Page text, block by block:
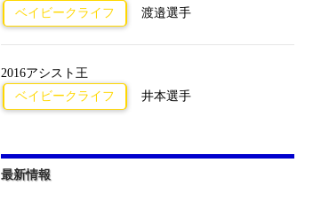
ベイビークライフ
渡邉選手
2016アシスト王
ベイビークライフ
井本選手
最新情報